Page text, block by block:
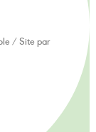
/Site par